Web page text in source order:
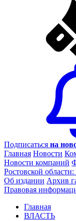
Подписаться на
Главная Новости
Новости компаний
Ростовской
Об издании Архив
Правовая
Главная
ВЛАСТЬ